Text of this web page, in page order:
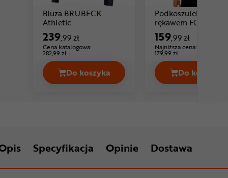
Bluza BRUBECK
Athletic
239,99 zł
Cena katalogowa:
282,99 zł
Do koszyka
Bluza BRUBECK Athletic Cena
Podkoszulek z
rękawem FOX
LS
159,99 zł
Najniższa cena:
179,99 zł
Do koszyka
Specyfikacja Opinie Dostawa